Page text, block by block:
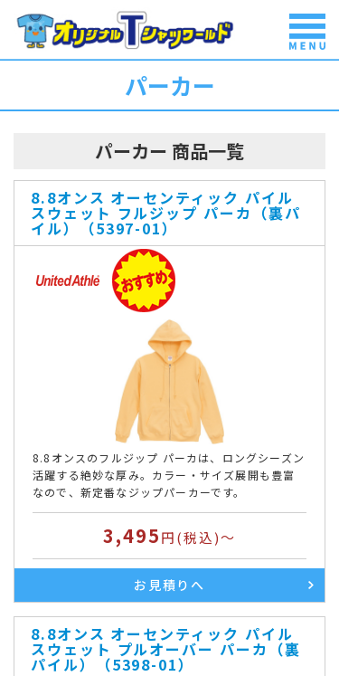
はじめてご利用の方
料金表
豊富な実績
納品まで
よくある質問
お店の場所
各種ご案内
Information
パーカー
パーカー 商品一覧
8.8オンス オーセンティック パイル
スウェット フルジップ パーカ（裏パ
イル）（5397-01）
8.8オンスのフルジップ パーカは、ロングシーズン
活躍する絶妙な厚み。カラー・サイズ展開も豊富
なので、新定番なジップパーカーです。
3,495円(税込)～
お見積りへ
8.8オンス オーセンティック パイル
スウェット プルオーバー パーカ（裏
パイル）（5398-01）